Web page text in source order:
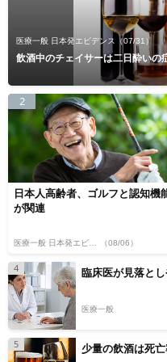
医療一般 日本発エビデンス （07/31）
飲酒中のチェイサーは二日酔いの
2
日本人高齢者、ゴルフと認知機
が関連
（08/06）
4 臨床医が見落と
医療一般
5 少量の飲酒は死